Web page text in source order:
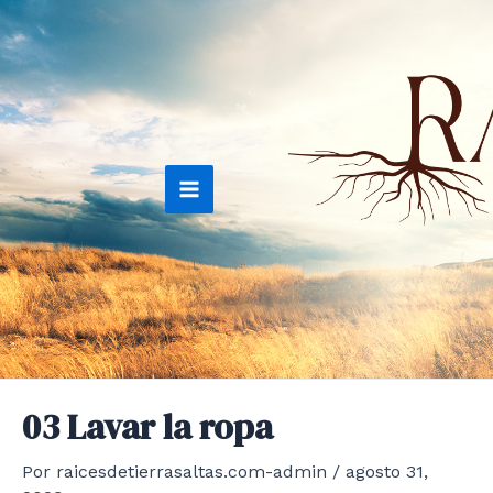
Ir
al
contenido
Main
Menu
03 Lavar la ropa
Por raicesdetierrasaltas.com-admin / agosto 31,